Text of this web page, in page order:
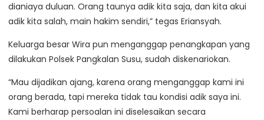
dianiaya duluan. Orang taunya adik kita saja, dan kita akui
adik kita salah, main hakim sendiri,” tegas Eriansyah.
Keluarga besar Wira pun menganggap penangkapan yang
dilakukan Polsek Pangkalan Susu, sudah diskenariokan.
“Mau dijadikan ajang, karena orang menganggap kami ini
orang berada, tapi mereka tidak tau kondisi adik saya ini.
Kami berharap persoalan ini diselesaikan secara